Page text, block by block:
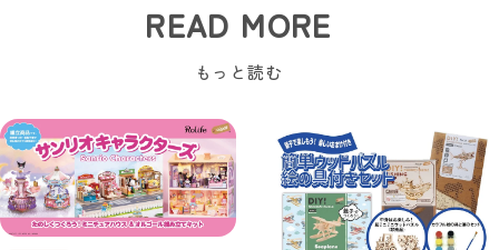
READ MORE
もっと読む